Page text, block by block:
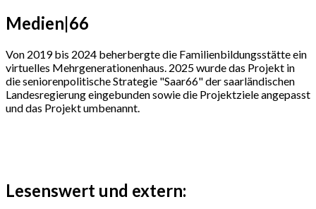
Medien|66
Von 2019 bis 2024 beherbergte die Familienbildungsstätte ein
virtuelles Mehrgenerationenhaus. 2025 wurde das Projekt in
die seniorenpolitische Strategie "Saar66" der saarländischen
Landesregierung eingebunden sowie die Projektziele angepasst
und das Projekt umbenannt.
Lesenswert und extern: